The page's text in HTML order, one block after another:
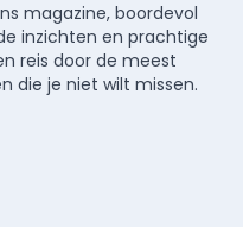
magazine, boordevol
inzichten en prachtige
reis door de meest
die je niet wilt missen.